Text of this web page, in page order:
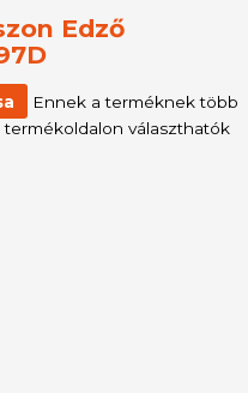
Edző
Ennek a terméknek több
termékoldalon választhatók